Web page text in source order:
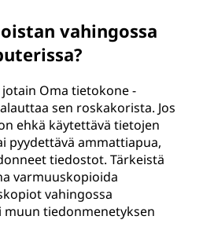
vahingossa
Oma tietokone -
sen roskakorista. Jos
ehkä käytettävä tietojen
pyydettävä ammattiapua,
tiedostot. Tärkeistä
varmuuskopioida
vahingossa
tiedonmenetyksen